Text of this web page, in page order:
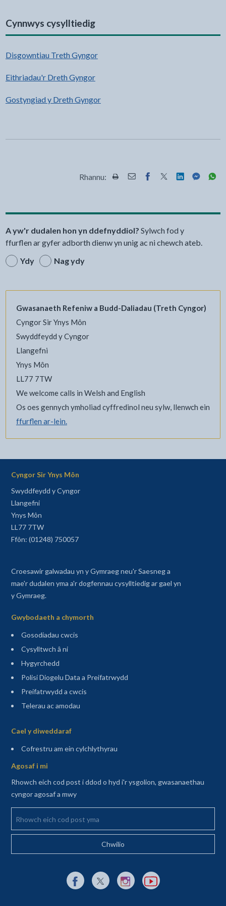
Cynnwys cysylltiedig
Disgowntiau Treth Gyngor
Eithriadau'r Dreth Gyngor
Gostyngiad y Dreth Gyngor
Rhannu: Rhannwch y dudalen hon wrth
Rhannwch y dudalen hon
Rhannwch y dudalen
Rhannwch y
Rhannwch y
A yw'r dudalen hon yn ddefnyddiol? Sylwch fod y
ffurflen ar gyfer adborth dienw yn unig ac ni chewch ateb.
Ydy
Nag ydy
Gwasanaeth Refeniw a Budd-Daliadau (Treth Cyngor)
Cyngor Sir Ynys Môn
Swyddfeydd y Cyngor
Llangefni
Ynys Môn
LL77 7TW
We welcome calls in Welsh and English
Os oes gennych ymholiad cyffredinol neu sylw, llenwch ein
ffurflen ar-lein.
Cyngor Sir Ynys Môn
Swyddfeydd y Cyngor
Llangefni
Ynys Môn
LL77 7TW
Ffôn: (01248) 750057
Croesawir galwadau yn y Gymraeg neu'r Saesneg a
mae'r dudalen yma a'r dogfennau cysylltiedig ar gael yn
y Gymraeg.
Gwybodaeth a chymorth
Gosodiadau cwcis
Cysylltwch â ni
Hygyrchedd
Polisi Diogelu Data a Preifatrwydd
Preifatrwydd a cwcis
Telerau ac amodau
Cael y diweddaraf
Cofrestru am ein cylchlythyrau(agor mewn tab newydd)
Agosaf i mi
Rhowch eich cod post i ddod o hyd i'r ysgolion, gwasanaethau
cyngor agosaf a mwy
Rhowch eich cod post yma
Dolen allanol i Facebook yn agor mewn tab newydd
Dolen allanol i X (Twitter) yn agor mewn
Dolen allanol i Instagram yn agor
Dolen allanol i YouTube